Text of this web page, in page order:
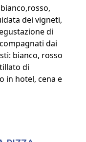
dei vigneti,
di
dai
bianco, rosso
di
in hotel, cena e